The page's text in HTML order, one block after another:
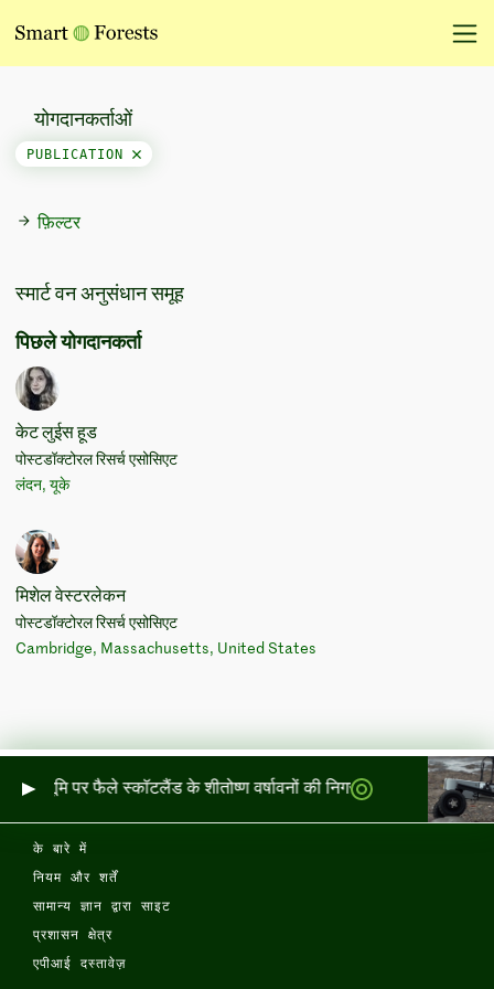
फ़िल्टर
योगदानकर्ताओं
PUBLICATION
स्मार्ट वन अनुसंधान समूह
पिछले योगदानकर्ता
केट लुईस हूड
पोस्टडॉक्टोरल रिसर्च एसोसिएट
लंदन, यूके
मिशेल वेस्टरलेकन
पोस्टडॉक्टोरल रिसर्च एसोसिएट
Cambridge, Massachusetts, United States
और भूमि पर फैले स्कॉटलैंड के शीतोष्ण वर्षावनों की निगरानी
के बारे में
नियम और शर्तें
सामान्य ज्ञान द्वारा साइट
प्रशासन क्षेत्र
एपीआई दस्तावेज़